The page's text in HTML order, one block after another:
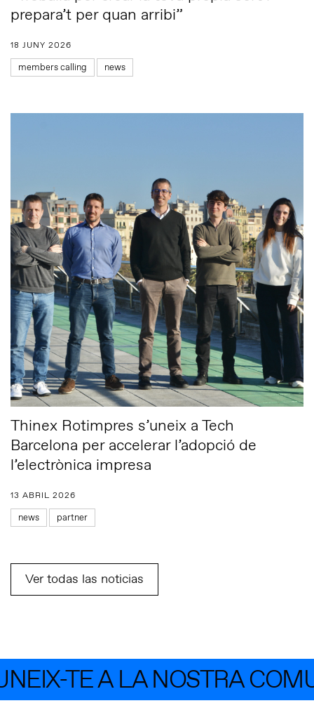
prepara’t per quan arribi”
18 JUNY 2026
members calling news
Thinex Rotimpres s’uneix a Tech
Barcelona per accelerar l’adopció de
l’electrònica impresa
13 ABRIL 2026
news partner
Ver todas las noticias
TE A LA NOSTRA